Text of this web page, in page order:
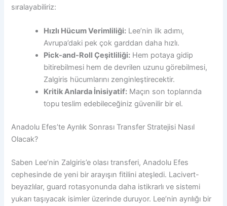
sıralayabiliriz:
Hızlı Hücum Verimliliği: Lee’nin ilk adımı,
Avrupa’daki pek çok garddan daha hızlı.
Pick-and-Roll Çeşitliliği: Hem potaya gidip
bitirebilmesi hem de devrilen uzunu görebilmesi,
Zalgiris hücumlarını zenginleştirecektir.
Kritik Anlarda İnisiyatif: Maçın son toplarında
topu teslim edebileceğiniz güvenilir bir el.
Anadolu Efes’te Ayrılık Sonrası Transfer Stratejisi Nasıl
Olacak?
Saben Lee’nin Zalgiris’e olası transferi, Anadolu Efes
cephesinde de yeni bir arayışın fitilini ateşledi. Lacivert-
beyazlılar, guard rotasyonunda daha istikrarlı ve sistemi
yukarı taşıyacak isimler üzerinde duruyor. Lee’nin ayrılığı bir